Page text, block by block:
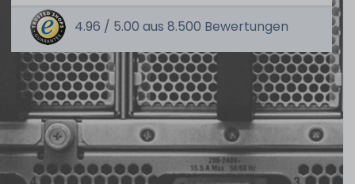
697,99 € *
4.96 / 5.00 aus 8.500 Bewertungen